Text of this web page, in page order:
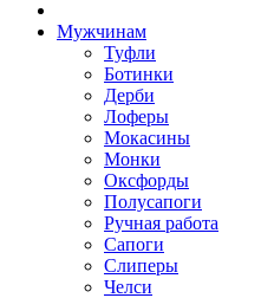
Мужчинам
Туфли
Ботинки
Дерби
Лоферы
Мокасины
Монки
Оксфорды
Полусапоги
Ручная работа
Сапоги
Слиперы
Челси